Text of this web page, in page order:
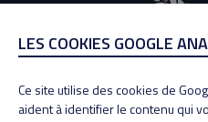
69890 La
Tél : 04
LES COOKIES GOOGLE
Ce site utilise des cookies de
aident à identifier le contenu qui